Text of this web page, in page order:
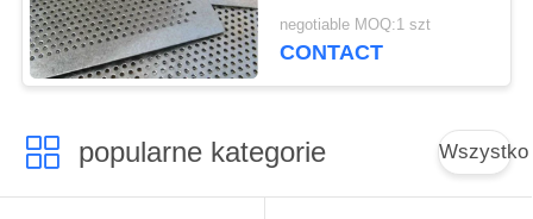
budynków / ściany
osłonowe
negotiable MOQ:1 szt
CONTACT
popularne kategorie Wszystko